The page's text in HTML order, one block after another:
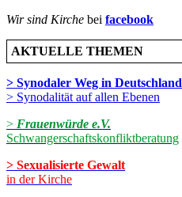
Wir sind Kirche bei facebook
AKTUELLE THEMEN
> Synodaler Weg in Deutschland
> Synodalität auf allen Ebenen
> Frauenwürde e.V.
Schwangerschaftskonfliktberatung
> Sexualisierte Gewalt
in der Kirche